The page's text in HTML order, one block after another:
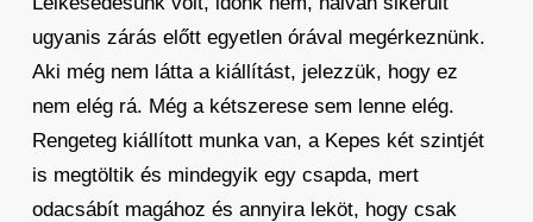
ugyanis zárás előtt egyetlen órával megérkeznünk.
Aki még nem látta a kiállítást, jelezzük, hogy ez
nem elég rá. Még a kétszerese sem lenne elég.
Rengeteg kiállított munka van, a Kepes két szintjét
is megtöltik és mindegyik egy csapda, mert
odacsábít magához és annyira leköt, hogy csak